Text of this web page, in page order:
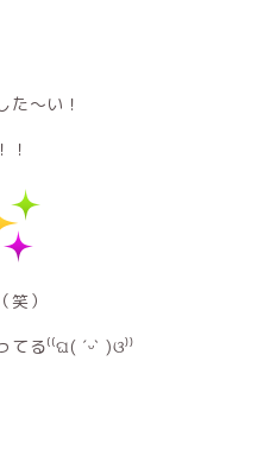
た〜い！
！
）
る⁽⁽ଘ( ˊᵕˋ )ଓ⁾⁾